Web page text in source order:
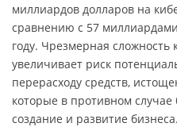
миллиардов долларов на
сравнению с 57
году. Чрезмерная сложность
увеличивает риск
перерасходу средств,
которые в противном
создание и развитие бизнеса.